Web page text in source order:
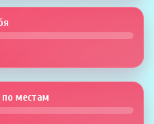
по местам